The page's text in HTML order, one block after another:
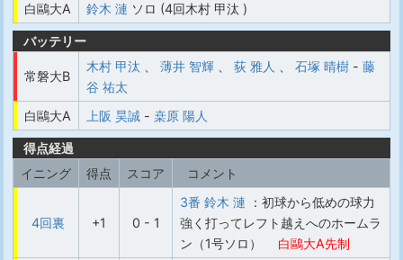
白鷗大A
鈴木 漣 ソロ (4回木村 甲汰 )
バッテリー
常磐大B
木村 甲汰 薄井 智輝 荻 雅人 石塚 晴樹 - 藤
谷 祐太
白鷗大A
上阪 昊誠 - 桒原 陽人
得点経過
イニング
得点 スコア コメント
4回裏 +1 0 - 1
3番 鈴木 漣 ：初球から低めの球力
強く打ってレフト越えへのホームラ
ン（1号ソロ）
白鷗大A先制